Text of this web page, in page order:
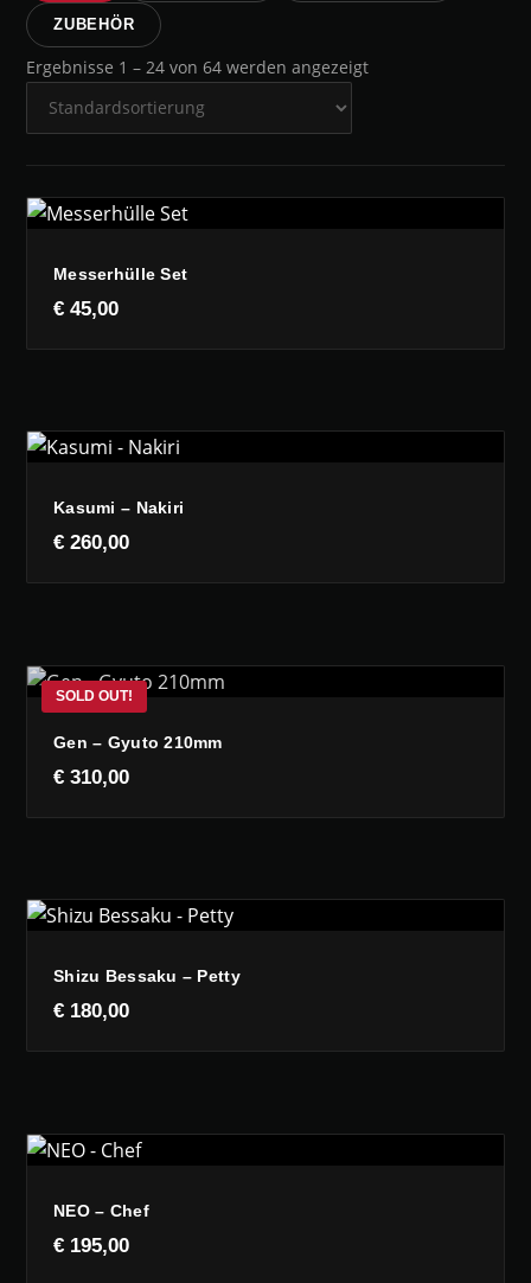
ZUBEHÖR
Ergebnisse 1 – 24 von 64 werden angezeigt
Messerhülle Set
€ 45,00
Kasumi – Nakiri
€ 260,00
Gen – Gyuto 210mm
€ 310,00
Shizu Bessaku – Petty
€ 180,00
NEO – Chef
€ 195,00